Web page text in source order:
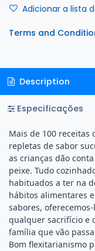
Adicionar a lista
Terms and
Description
Especificações
Mais de 100 receitas
repletas de sabor
as crianças dão
peixe. Tudo
habituados a ter na
hábitos alimentares
sabores,
qualquer sacrifício e
família que vão
Bom flexitarianismo